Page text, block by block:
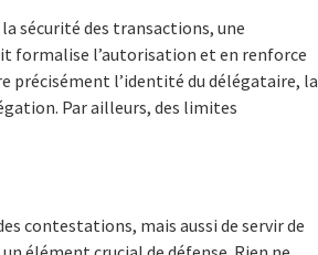
sécurité des transactions, une
formalise l’autorisation et en renforce
précisément l’identité du délégataire, la
Par ailleurs, des limites
contestations, mais aussi de servir de